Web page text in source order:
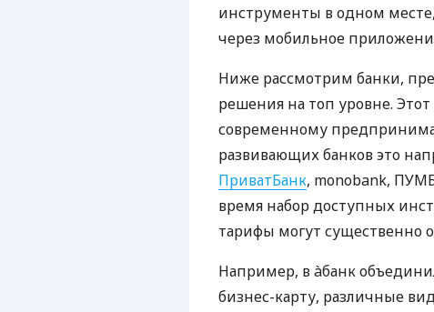
инструменты в одном
через мобильное
Ниже рассмотрим банки,
решения на топ уровне.
современному
развивающих банков это
ПриватБанк, monobank,
время набор доступных
тарифы могут существенно
Например, в àбанк
бизнес-карту, различные